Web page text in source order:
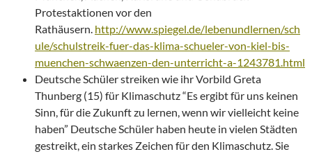
Protestaktionen vor den
Rathäusern. http://www.spiegel.de/lebenundlernen/sch
ule/schulstreik-fuer-das-klima-schueler-von-kiel-bis-
muenchen-schwaenzen-den-unterricht-a-1243781.html
Deutsche Schüler streiken wie ihr Vorbild Greta
Thunberg (15) für Klimaschutz “Es ergibt für uns keinen
Sinn, für die Zukunft zu lernen, wenn wir vielleicht keine
haben” Deutsche Schüler haben heute in vielen Städten
gestreikt, ein starkes Zeichen für den Klimaschutz. Sie